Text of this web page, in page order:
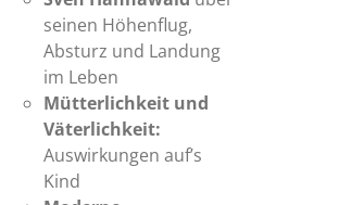
seinen Höhenflug,
Absturz und Landung
im Leben
Mütterlichkeit und
Väterlichkeit:
Auswirkungen auf’s
Kind